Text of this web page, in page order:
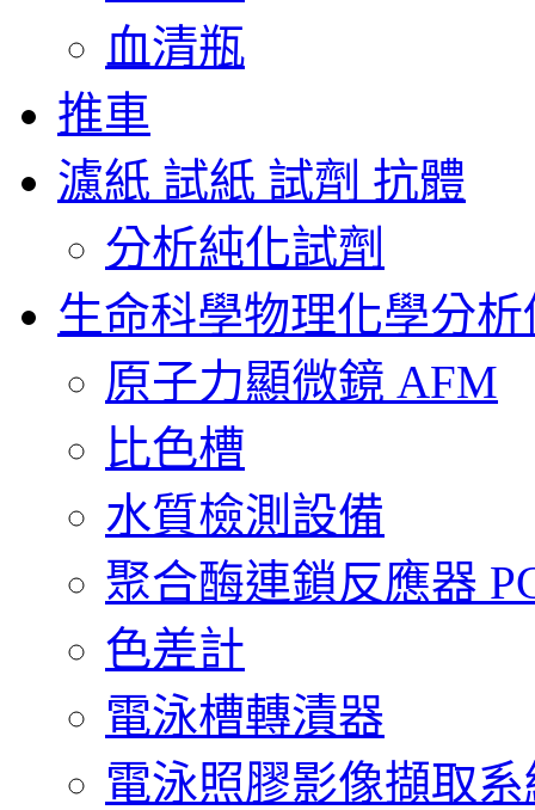
血清瓶
推車
濾紙 試紙 試劑 抗體
分析純化試劑
生命科學物理化學分析
原子力顯微鏡 AFM
比色槽
水質檢測設備
聚合酶連鎖反應器
色差計
電泳槽轉漬器
電泳照膠影像擷取系